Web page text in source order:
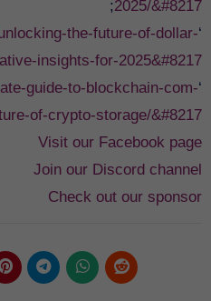
2025/&#8217
;
‘
the-future-of-dollar-
insights-for-2025&#8217
‘
guide-to-blockchain-com-
of-crypto-storage/&#8217
Visit our Facebook page
Join our Discord channel
Check out our sponsor